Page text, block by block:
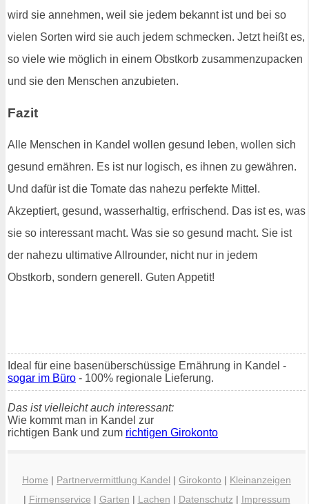
wird sie annehmen, weil sie jedem bekannt ist und bei so
vielen Sorten wird sie auch jedem schmecken. Jetzt heißt es,
so viele wie möglich in einem Obstkorb zusammenzupacken
und sie den Menschen anzubieten.
Fazit
Alle Menschen in Kandel wollen gesund leben, wollen sich
gesund ernähren. Es ist nur logisch, es ihnen zu gewähren.
Und dafür ist die Tomate das nahezu perfekte Mittel.
Akzeptiert, gesund, wasserhaltig, erfrischend. Das ist es, was
sie so interessant macht. Was sie so gesund macht. Sie ist
der nahezu ultimative Allrounder, nicht nur in jedem
Obstkorb, sondern generell. Guten Appetit!
Ideal für eine basenüberschüssige Ernährung in Kandel -
sogar im Büro - 100% regionale Lieferung.
Das ist vielleicht auch interessant:
Wie kommt man in Kandel zur
richtigen Bank und zum richtigen Girokonto
Home | Partnervermittlung Kandel | Girokonto | Kleinanzeigen
| Firmenservice | Garten | Lachen | Datenschutz| Impressum